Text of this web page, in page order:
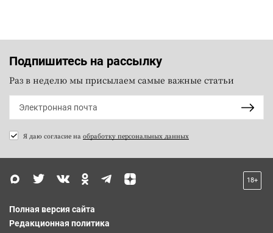
Подпишитесь на рассылку
Раз в неделю мы присылаем самые важные статьи
Я даю согласие на обработку персональных данных
18+
Полная версия сайта
Редакционная политика